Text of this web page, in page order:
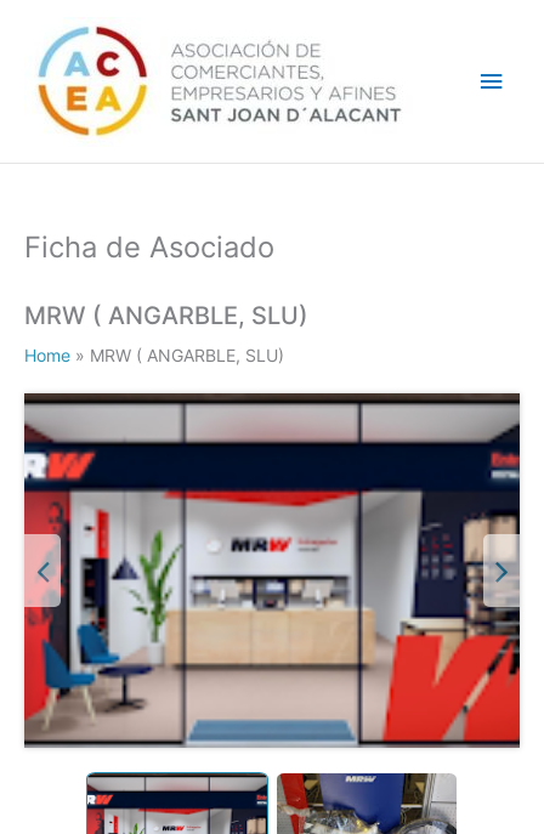
contenido
Ficha de Asociado
MRW ( ANGARBLE, SLU)
Home » MRW ( ANGARBLE, SLU)